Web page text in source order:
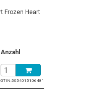
Anzahl
GTIN:5054015106481